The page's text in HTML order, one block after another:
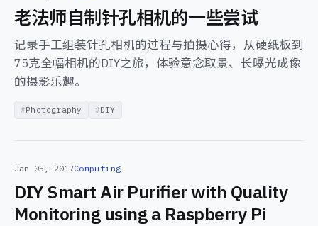
老法师自制针孔相机的一些尝试
记录手工组装针孔相机的过程与拍摄心得，从硬纸板到
75克全幅相机的DIY之旅，体验意念取景、长曝光成像
的摄影乐趣。
Photography DIY
Jan 05, 2017Computing
DIY Smart Air Purifier with Quality
Monitoring using a Raspberry Pi